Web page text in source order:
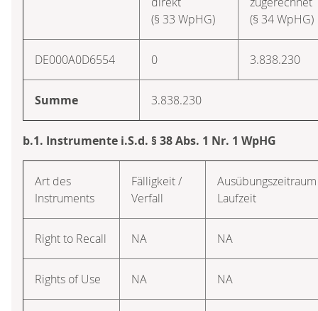
(§ 33 WpHG)
(§ 34 WpHG)
DE000A0D6554 0 3.838.230
Summe 3.838.230
b.1. Instrumente i.S.d. § 38 Abs. 1 Nr. 1 WpHG
Art des
Instruments
Fälligkeit /
Verfall
Laufzeit
Right to Recall NA NA
Rights of Use NA NA